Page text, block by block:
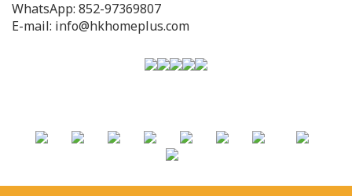
WhatsApp: 852-97369807
E-mail: info@hkhomeplus.com